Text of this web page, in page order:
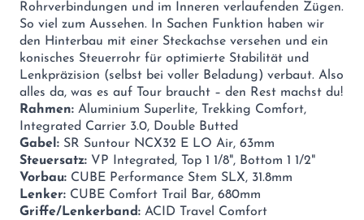
Rohrverbindungen und im Inneren verlaufenden Zügen.
So viel zum Aussehen. In Sachen Funktion haben wir
den Hinterbau mit einer Steckachse versehen und ein
konisches Steuerrohr für optimierte Stabilität und
Lenkpräzision (selbst bei voller Beladung) verbaut. Also
alles da, was es auf Tour braucht – den Rest machst du!
Rahmen: Aluminium Superlite, Trekking Comfort,
Integrated Carrier 3.0, Double Butted
Gabel: SR Suntour NCX32 E LO Air, 63mm
Steuersatz: VP Integrated, Top 1 1/8", Bottom 1 1/2"
Vorbau: CUBE Performance Stem SLX, 31.8mm
Lenker: CUBE Comfort Trail Bar, 680mm
Griffe/Lenkerband: ACID Travel Comfort